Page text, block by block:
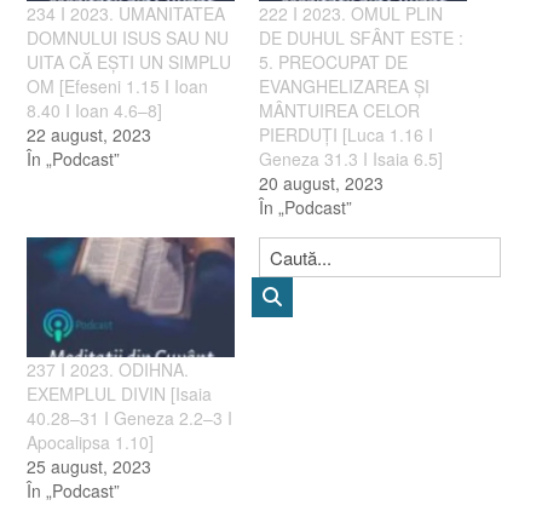
234 I 2023. UMANITATEA
DOMNULUI ISUS SAU NU
UITA CĂ EȘTI UN SIMPLU
OM [Efeseni 1.15 I Ioan
8.40 I Ioan 4.6–8]
22 august, 2023
În „Podcast”
222 I 2023. OMUL PLIN
DE DUHUL SFÂNT ESTE :
5. PREOCUPAT DE
EVANGHELIZAREA ȘI
MÂNTUIREA CELOR
PIERDUȚI [Luca 1.16 I
Geneza 31.3 I Isaia 6.5]
20 august, 2023
În „Podcast”
237 I 2023. ODIHNA.
EXEMPLUL DIVIN [Isaia
40.28–31 I Geneza 2.2–3 I
Apocalipsa 1.10]
25 august, 2023
În „Podcast”